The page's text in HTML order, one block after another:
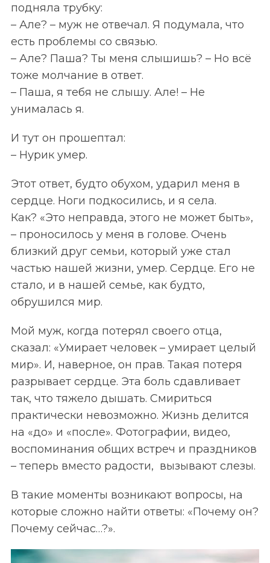
подняла трубку:
– Але? – муж не отвечал. Я подумала, что
есть проблемы со связью.
– Але? Паша? Ты меня слышишь? – Но всё
тоже молчание в ответ.
– Паша, я тебя не слышу. Але! – Не
унималась я.
И тут он прошептал:
– Нурик умер.
Этот ответ, будто обухом, ударил меня в
сердце. Ноги подкосились, и я села.
Как? «Это неправда, этого не может быть»,
– проносилось у меня в голове. Очень
близкий друг семьи, который уже стал
частью нашей жизни, умер. Сердце. Его не
стало, и в нашей семье, как будто,
обрушился мир.
Мой муж, когда потерял своего отца,
сказал: «Умирает человек – умирает целый
мир». И, наверное, он прав. Такая потеря
разрывает сердце. Эта боль сдавливает
так, что тяжело дышать. Смириться
практически невозможно. Жизнь делится
на «до» и «после». Фотографии, видео,
воспоминания общих встреч и праздников
– теперь вместо радости, вызывают слезы.
В такие моменты возникают вопросы, на
которые сложно найти ответы: «Почему он?
Почему сейчас…?».